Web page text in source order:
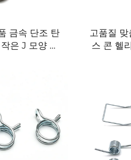
금속 단조 탄
은 J 모양 팽
고품질
스 콘 헬